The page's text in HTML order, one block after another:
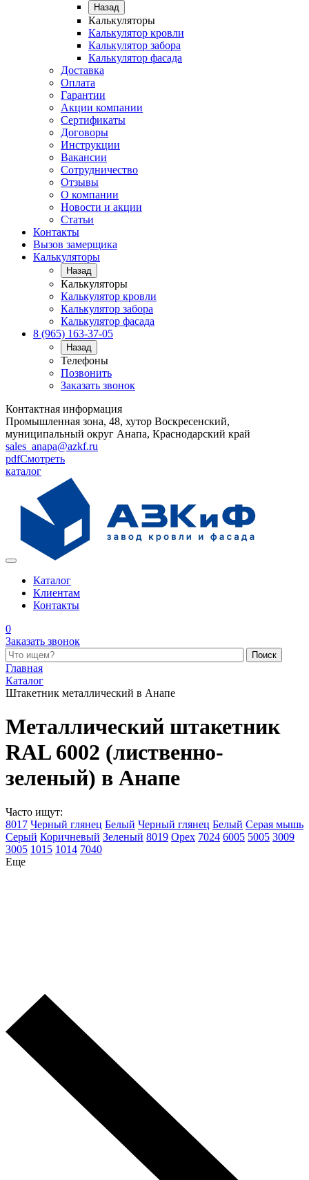
Назад
Калькуляторы
Калькулятор кровли
Калькулятор забора
Калькулятор фасада
Доставка
Оплата
Гарантии
Акции компании
Сертификаты
Договоры
Инструкции
Вакансии
Сотрудничество
Отзывы
О компании
Новости и акции
Статьи
Контакты
Вызов замерщика
Калькуляторы
Назад
Калькуляторы
Калькулятор кровли
Калькулятор забора
Калькулятор фасада
8 (965) 163-37-05
Назад
Телефоны
Позвонить
Заказать звонок
Контактная информация
Промышленная зона, 48, хутор Воскресенский,
муниципальный округ Анапа, Краснодарский край
sales_anapa@azkf.ru
pdfСмотреть
каталог
Каталог
Клиентам
Контакты
0
Заказать звонок
Поиск по каталогу
Главная
Каталог
Штакетник металлический в Анапе
Металлический штакетник
RAL 6002 (лиственно-
зеленый) в Анапе
Часто ищут:
8017 Черный глянец Белый Черный глянец Белый Серая мышь
Серый Коричневый Зеленый 8019 Орех 7024 6005 5005 3009
3005 1015 1014 7040
Еще